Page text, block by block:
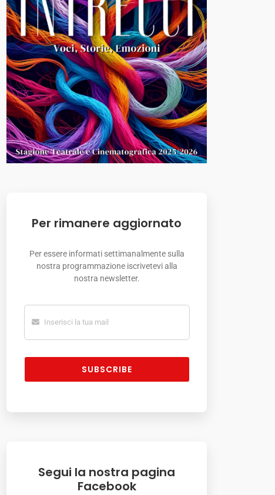
Per rimanere aggiornato
Per essere informati settimanalmente sulla
nostra programmazione iscrivetevi alla
nostra newsletter.
SUBSCRIBE
Segui la nostra pagina
Facebook